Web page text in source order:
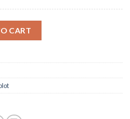
CART